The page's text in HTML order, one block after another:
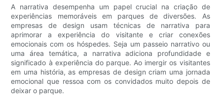
A narrativa desempenha um papel crucial na criação de
experiências memoráveis ​​em parques de diversões. As
empresas de design usam técnicas de narrativa para
aprimorar a experiência do visitante e criar conexões
emocionais com os hóspedes. Seja um passeio narrativo ou
uma área temática, a narrativa adiciona profundidade e
significado à experiência do parque. Ao imergir os visitantes
em uma história, as empresas de design criam uma jornada
emocional que ressoa com os convidados muito depois de
deixar o parque.